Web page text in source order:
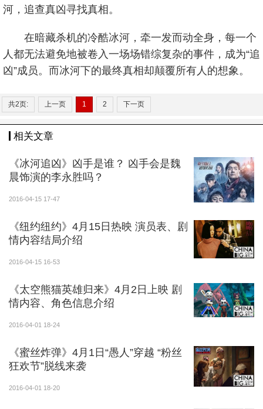
河，追查真凶寻找真相。
在暗藏杀机的冷酷冰河，牵一发而动全身，每一个
人都无法避免地被卷入一场场错综复杂的事件，成为“追
凶”成员。而冰河下的最终真相却颠覆所有人的想象。
共2页: 上一页 1 2 下一页
相关文章
《冰河追凶》凶手是谁？ 凶手会是魏
晨饰演的李永胜吗？
2016-04-15 17-47
《纽约纽约》4月15日热映 演员表、剧
情内容结局介绍
2016-04-15 16-53
《太空熊猫英雄归来》4月2日上映 剧
情内容、角色信息介绍
2016-04-01 18-24
《蜜丝炸弹》4月1日“愚人”穿越 “粉丝
狂欢节”脱线来袭
2016-04-01 18-20